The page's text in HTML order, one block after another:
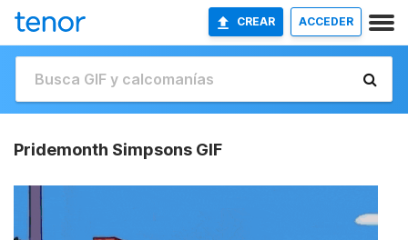
CREAR ACCEDER
Pridemonth Simpsons GIF